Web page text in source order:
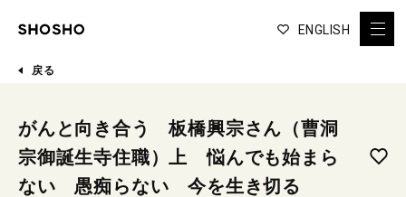
ENGLISH
戻る
がんと向き合う 板橋興宗さん（曹洞
宗御誕生寺住職）上 悩んでも始まら
ない 愚痴らない 今を生き切る